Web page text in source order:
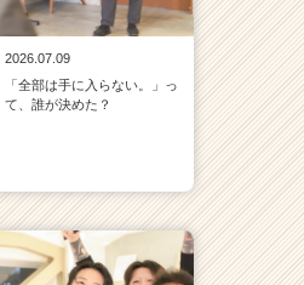
2026.07.09
「全部は手に入らない。」っ
て、誰が決めた？